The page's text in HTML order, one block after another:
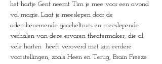
het hartje Gent neemt Tim je mee voor een avond
vol magie. Laat je meeslepen door de
adembenemende goocheltrucs en meeslepende
verhalen van deze ervaren theatermaker, die al
vele harten  heeft veroverd met zijn eerdere
voorstellingen, zoals Heen en Terug, Brain Freeze